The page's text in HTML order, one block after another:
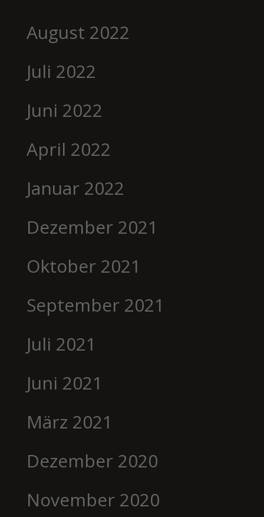
August 2022
Juli 2022
Juni 2022
April 2022
Januar 2022
Dezember 2021
Oktober 2021
September 2021
Juli 2021
Juni 2021
März 2021
Dezember 2020
November 2020